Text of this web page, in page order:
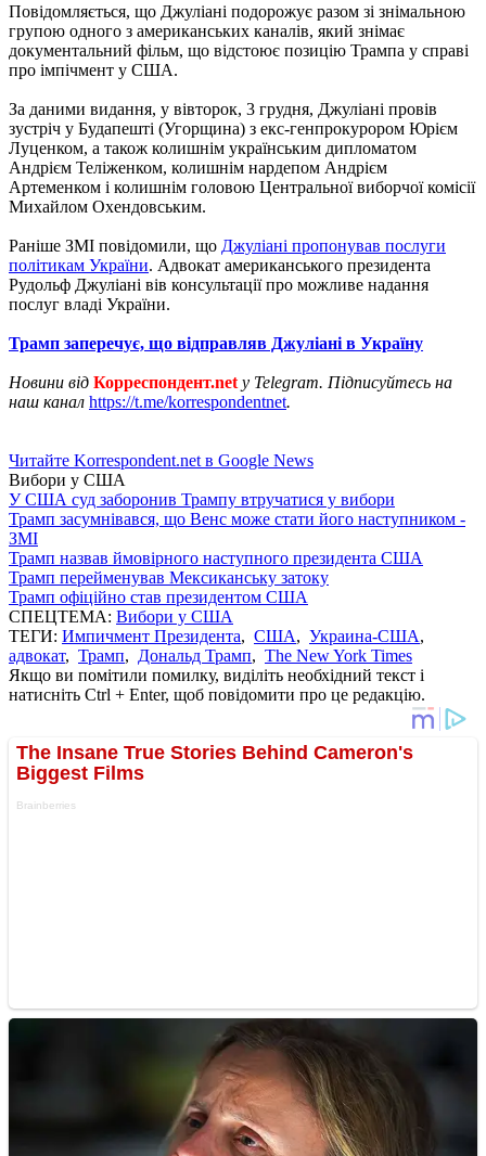
Повідомляється, що Джуліані подорожує разом зі знімальною
групою одного з американських каналів, який знімає
документальний фільм, що відстоює позицію Трампа у справі
про імпічмент у США.
За даними видання, у вівторок, 3 грудня, Джуліані провів
зустріч у Будапешті (Угорщина) з екс-генпрокурором Юрієм
Луценком, а також колишнім українським дипломатом
Андрієм Теліженком, колишнім нардепом Андрієм
Артеменком і колишнім головою Центральної виборчої комісії
Михайлом Охендовським.
Раніше ЗМІ повідомили, що Джуліані пропонував послуги
політикам України. Адвокат американського президента
Рудольф Джуліані вів консультації про можливе надання
послуг владі України.
Трамп заперечує, що відправляв Джуліані в Україну
Новини від Корреспондент.net у Telegram. Підписуйтесь на
наш канал https://t.me/korrespondentnet.
Читайте Korrespondent.net в Google News
Вибори у США
У США суд заборонив Трампу втручатися у вибори
Трамп засумнівався, що Венс може стати його наступником -
ЗМІ
Трамп назвав ймовірного наступного президента США
Трамп перейменував Мексиканську затоку
Трамп офіційно став президентом США
СПЕЦТЕМА: Вибори у США
ТЕГИ: Импичмент Президента, США, Украина-США,
адвокат, Трамп, Дональд Трамп, The New York Times
Якщо ви помітили помилку, виділіть необхідний текст і
натисніть Ctrl + Enter, щоб повідомити про це редакцію.